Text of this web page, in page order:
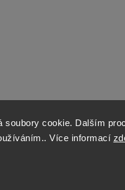
soubory cookie. Dalším
Více informací